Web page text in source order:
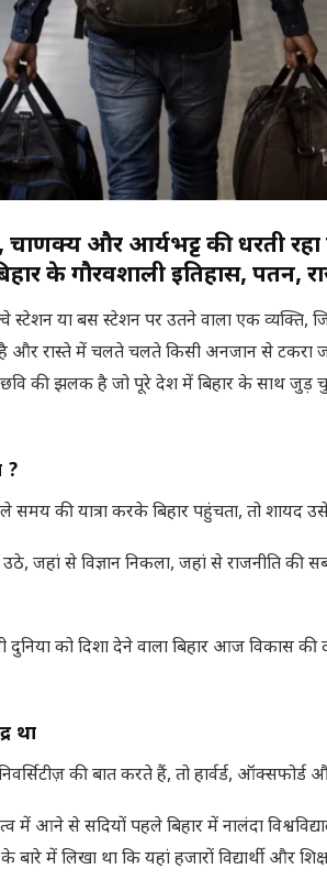
चाणक्य और आर्यभट्ट की धरती
के गौरवशाली इतिहास, पतन,
स्टेशन या बस स्टेशन पर उतने वाला एक
और रास्ते में चलते चलते किसी अनजान से टकरा
की झलक है जो पूरे देश में बिहार के साथ जुड़
?
की यात्रा करके बिहार पहुंचता, तो शायद उसे
जहां से विज्ञान निकला, जहां से राजनीति की
को दिशा देने वाला बिहार आज विकास की
था
की बात करते हैं, तो हार्वर्ड, ऑक्सफोर्ड
आने से सदियों पहले बिहार में नालंदा
बारे में लिखा था कि यहां हजारों विद्यार्थी और